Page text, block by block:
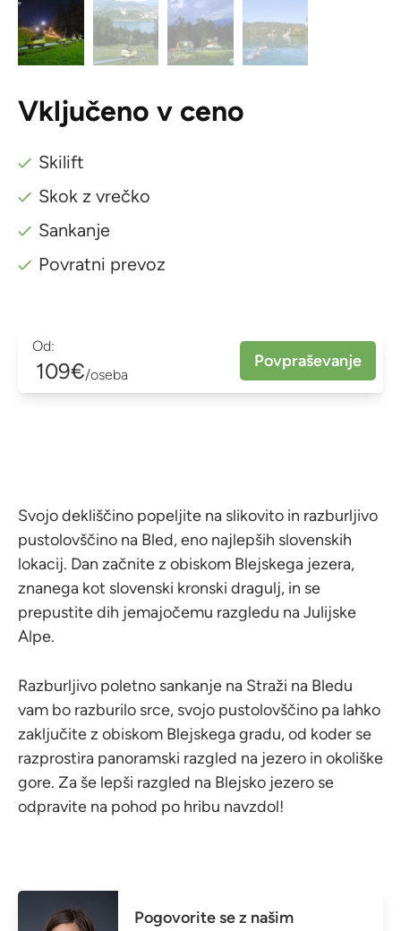
Vključeno v ceno
Skilift
Skok z vrečko
Sankanje
Povratni prevoz
Od:
109€/oseba
Povpraševanje
Svojo dekliščino popeljite na slikovito in razburljivo
pustolovščino na Bled, eno najlepših slovenskih
lokacij. Dan začnite z obiskom Blejskega jezera,
znanega kot slovenski kronski dragulj, in se
prepustite dih jemajočemu razgledu na Julijske
Alpe.
Razburljivo poletno sankanje na Straži na Bledu
vam bo razburilo srce, svojo pustolovščino pa lahko
zaključite z obiskom Blejskega gradu, od koder se
razprostira panoramski razgled na jezero in okoliške
gore. Za še lepši razgled na Blejsko jezero se
odpravite na pohod po hribu navzdol!
Pogovorite se z našim